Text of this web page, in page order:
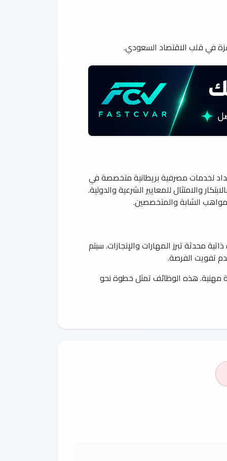
في قلب الاقتصاد السعودي.
في السوق المالي السعودي منذ تأسيسه في عام 1978م، حيث بدأ كامتداد لخدمات مصرفية بريطانية متخصصة في
والامتثال للمعايير الشرعية والدولية.
محدثة تبرز المهارات والإنجازات. سيتم
تفويت الفرصة.
مهنية. هذه الوظائف تمثل خطوة نحو